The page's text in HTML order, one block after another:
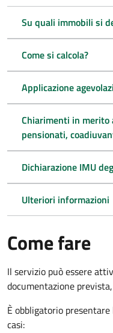
Su quali immobili si
Come si calcola?
Applicazione
Chiarimenti in merito
pensionati,
Dichiarazione IMU
Ulteriori informazioni
Come fare
Il servizio può essere
documentazione
È obbligatorio
casi: